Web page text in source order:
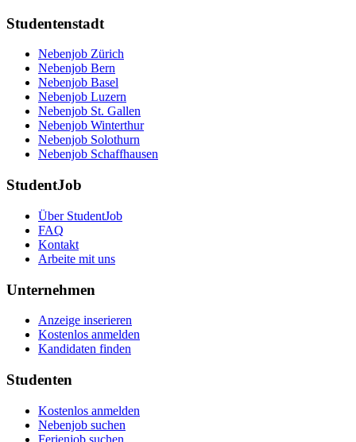
Studentenstadt
Nebenjob Zürich
Nebenjob Bern
Nebenjob Basel
Nebenjob Luzern
Nebenjob St. Gallen
Nebenjob Winterthur
Nebenjob Solothurn
Nebenjob Schaffhausen
StudentJob
Über StudentJob
FAQ
Kontakt
Arbeite mit uns
Unternehmen
Anzeige inserieren
Kostenlos anmelden
Kandidaten finden
Studenten
Kostenlos anmelden
Nebenjob suchen
Ferienjob suchen